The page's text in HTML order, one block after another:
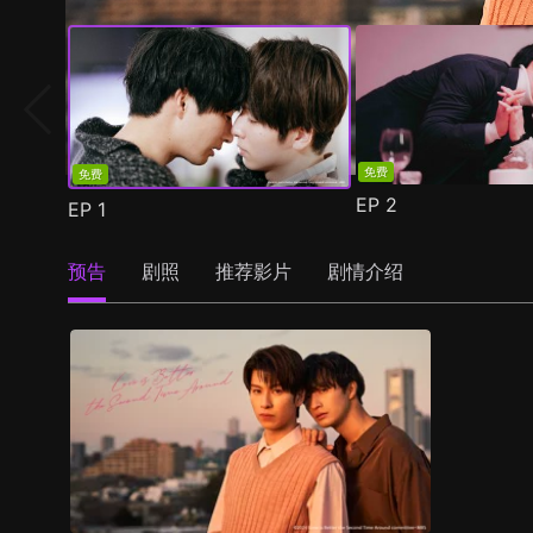
免费
EP 1
免费
EP 2
预告 剧照 推荐影片 剧情介绍